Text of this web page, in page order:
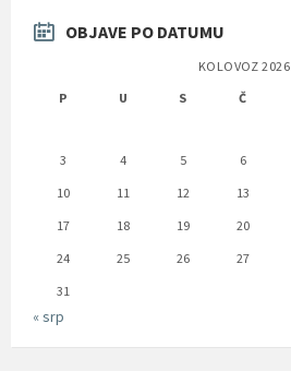
OBJAVE PO DATUMU
KOLOVOZ 2026
P
U S Č
3
4 5 6
10
11 12 13
17
18 19 20
24
25 26 27
31
« srp